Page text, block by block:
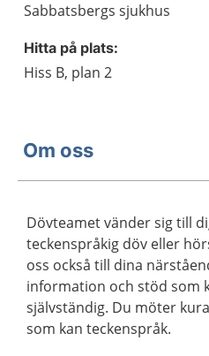
Sabbatsbergs sjukhus
Hitta på plats:
Hiss B, plan 2
Om oss
Dövteamet vänder sig till
teckenspråkig döv eller
oss också till dina
information och stöd som
självständig. Du möter
som kan teckenspråk.